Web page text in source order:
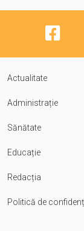
Actualitate
Administrație
Sănătate
Educație
Redacția
Politică de